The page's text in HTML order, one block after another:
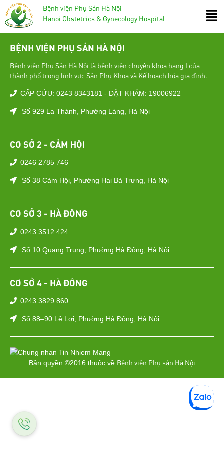
Bệnh viện Phụ Sản Hà Nội
Hanoi Obstetrics & Gynecology Hospital
BỆNH VIỆN PHỤ SẢN HÀ NỘI
Bệnh viện Phụ Sản Hà Nội là bệnh viện chuyên khoa hạng I của
thành phố trong lĩnh vực Sản Phụ Khoa và Kế hoạch hóa gia đình.
CẤP CỨU: 0243 8343181 - ĐẶT KHÁM: 19006922
Số 929 La Thành, Phường Láng, Hà Nội
CƠ SỞ 2 - CẢM HỘI
0246 2785 746
Số 38 Cảm Hội, Phường Hai Bà Trưng, Hà Nội
CƠ SỞ 3 - HÀ ĐÔNG
0243 3512 424
Số 10 Quang Trung, Phường Hà Đông, Hà Nội
CƠ SỞ 4 - HÀ ĐÔNG
0243 3829 860
Số 88–90 Lê Lợi, Phường Hà Đông, Hà Nội
Bản quyền ©2016 thuộc về Bệnh viện Phụ sản Hà Nội